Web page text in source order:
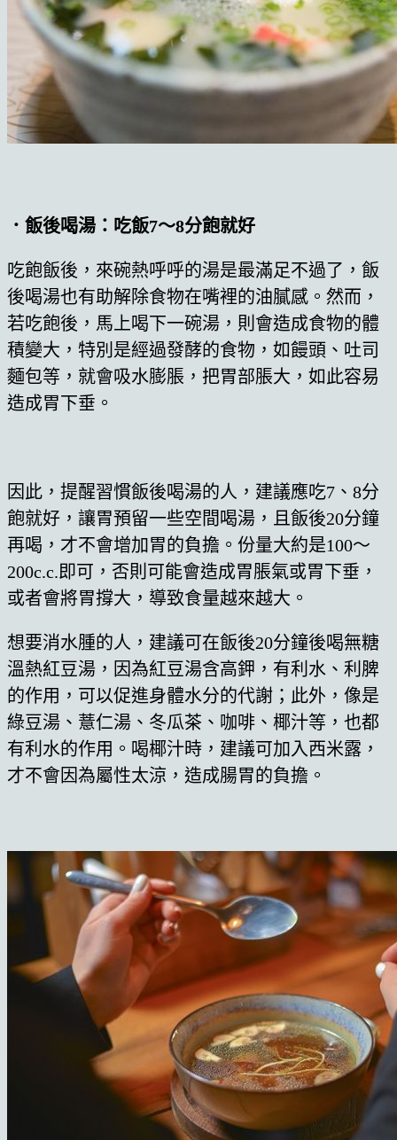
．飯後喝湯：吃飯7～8分飽就好
吃飽飯後，來碗熱呼呼的湯是最滿足不過了，飯
後喝湯也有助解除食物在嘴裡的油膩感。然而，
若吃飽後，馬上喝下一碗湯，則會造成食物的體
積變大，特別是經過發酵的食物，如饅頭、吐司
麵包等，就會吸水膨脹，把胃部脹大，如此容易
造成胃下垂。
因此，提醒習慣飯後喝湯的人，建議應吃7、8分
飽就好，讓胃預留一些空間喝湯，且飯後20分鐘
再喝，才不會增加胃的負擔。份量大約是100～
200c.c.即可，否則可能會造成胃脹氣或胃下垂，
或者會將胃撐大，導致食量越來越大。
想要消水腫的人，建議可在飯後20分鐘後喝無糖
溫熱紅豆湯，因為紅豆湯含高鉀，有利水、利脾
的作用，可以促進身體水分的代謝；此外，像是
綠豆湯、薏仁湯、冬瓜茶、咖啡、椰汁等，也都
有利水的作用。喝椰汁時，建議可加入西米露，
才不會因為屬性太涼，造成腸胃的負擔。